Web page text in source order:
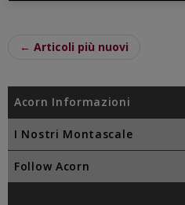
← Articoli più nuovi
Acorn Informazioni
I Nostri Montascale
Follow Acorn